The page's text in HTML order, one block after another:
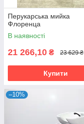
Перукарська мийка
Флоренца
В наявності
21 266,10 ₴ 23 629 ₴
Купити
–10%